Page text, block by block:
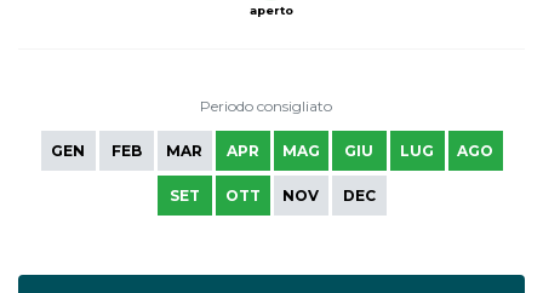
aperto
Periodo consigliato
GEN FEB MAR APR MAG GIU LUG AGO
SET OTT NOV DEC